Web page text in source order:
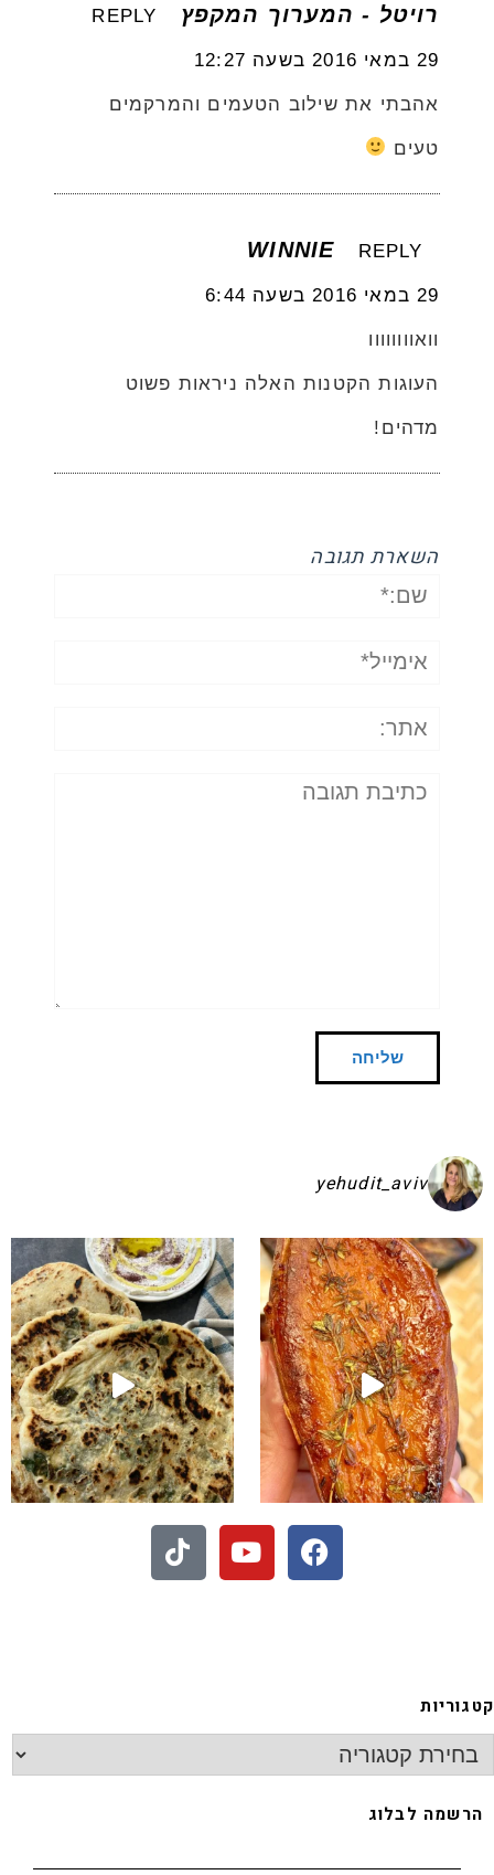
רויטל - המערוך המקפץ REPLY
29 במאי 2016 בשעה 12:27
אהבתי את שילוב הטעמים והמרקמים
טעים
WINNIE REPLY
29 במאי 2016 בשעה 6:44
וואוווווווו
העוגות הקטנות האלה ניראות פשוט
מדהים!
השארת תגובה
שם:*
אימייל*
אתר:
תגובה
yehudit_aviv
בפיתות היסטריות
- חיתוכיות ריבה וקוקוס
קטגוריות
הרשמה לבלוג